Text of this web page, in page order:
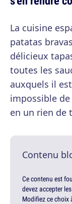
La cuisine
patatas
délicieux
toutes les
auxquels il
impossible
en un rien de
Contenu
Ce contenu est
devez accepter
Modifiez ce choix